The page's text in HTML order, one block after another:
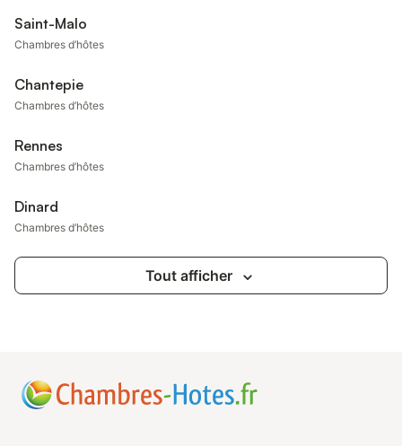
Saint-Malo
Chambres d’hôtes
Chantepie
Chambres d’hôtes
Rennes
Chambres d’hôtes
Dinard
Chambres d’hôtes
Tout afficher